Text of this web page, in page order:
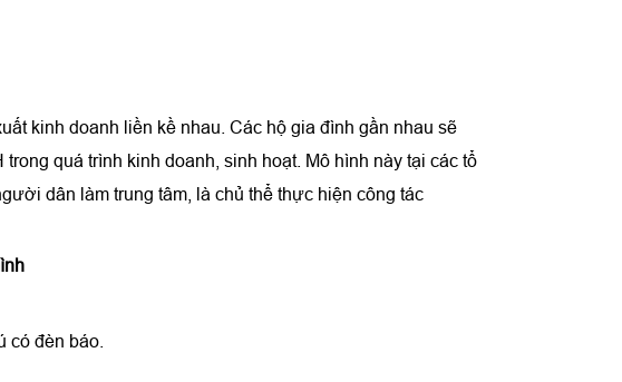
kinh doanh liền kề nhau. Các hộ gia đình gần nhau sẽ
quá trình kinh doanh, sinh hoạt. Mô hình này tại các tổ
dân làm trung tâm, là chủ thể thực hiện công tác
có đèn báo.